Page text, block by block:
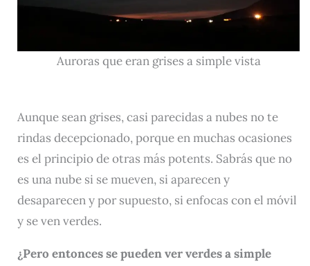
Auroras que eran grises a simple vista
Aunque sean grises, casi parecidas a nubes no te
rindas decepcionado, porque en muchas ocasiones
es el principio de otras más potents. Sabrás que no
es una nube si se mueven, si aparecen y
desaparecen y por supuesto, si enfocas con el móvil
y se ven verdes.
¿Pero entonces se pueden ver verdes a simple